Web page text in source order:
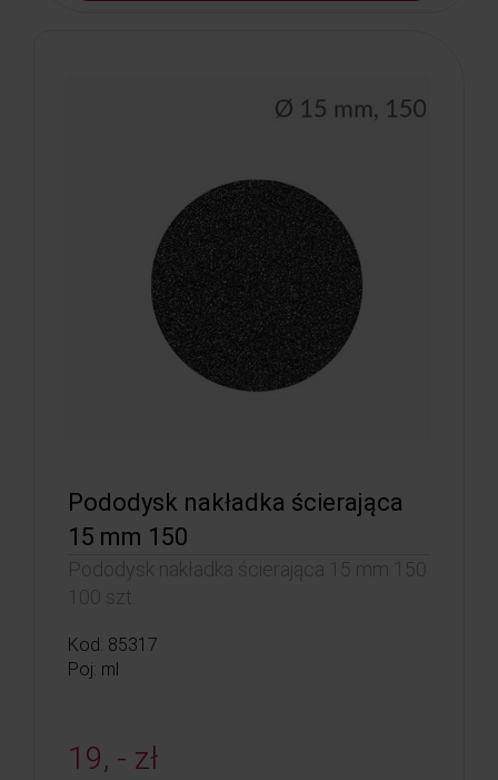
Pododysk nakładka ścierająca
15 mm 150
Pododysk nakładka ścierająca 15 mm 150
100 szt.
Kod: 85317
Poj: ml
19, - zł